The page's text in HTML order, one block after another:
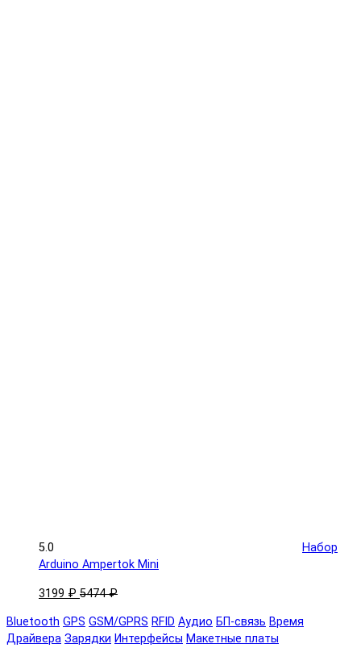
5.0
Набор
Arduino Ampertok Mini
3199 ₽ 5474 ₽
Bluetooth GPS GSM/GPRS RFID Аудио БП-связь Время
Драйвера Зарядки Интерфейсы Макетные платы